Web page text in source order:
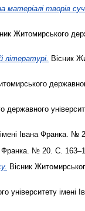
творів
Житомирського
літературі. Вісник
державного
Івана Франка. №
Франка. № 20. С.
Вісник
університету